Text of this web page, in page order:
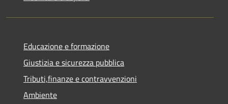
Educazione e formazione
Giustizia e sicurezza pubblica
Tributi,finanze e contravvenzioni
Ambiente